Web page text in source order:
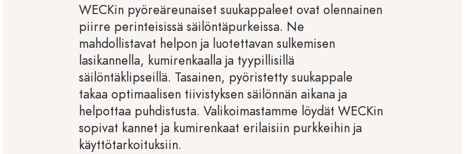
WECKin pyöreäreunaiset suukappaleet ovat olennainen
piirre perinteisissä säilöntäpurkeissa. Ne
mahdollistavat helpon ja luotettavan sulkemisen
lasikannella, kumirenkaalla ja tyypillisillä
säilöntäklipseillä. Tasainen, pyöristetty suukappale
takaa optimaalisen tiivistyksen säilönnän aikana ja
helpottaa puhdistusta. Valikoimastamme löydät WECKin
sopivat kannet ja kumirenkaat erilaisiin purkkeihin ja
käyttötarkoituksiin.